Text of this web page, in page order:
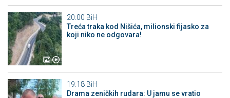
20:00 BiH
Treća traka kod Nišića, milionski fijasko za
koji niko ne odgovara!
19:18 BiH
Drama zeničkih rudara: U jamu se vratio